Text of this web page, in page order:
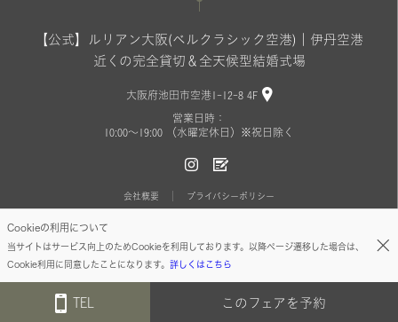
Cookieの利用について
当サイトはサービス向上のためCookieを利用しております。以降ページ遷移した場合は、
Cookie利用に同意したことになります。 詳しくはこちら
TEL このフェアを予約
【公式】ルリアン大阪(ベルクラシック空港)｜伊丹空港
近くの完全貸切＆全天候型結婚式場
大阪府池田市空港1-12-8 4F
営業日時：
10:00〜19:00 （水曜定休日）※祝日除く
会社概要 プライバシーポリシー